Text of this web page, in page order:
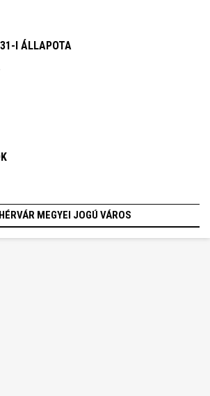
I ÁLLAPOTA
MEGYEI JOGÚ VÁROS